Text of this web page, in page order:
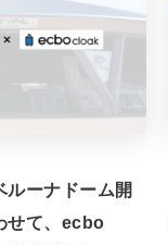
ルーナドーム開
せて、ecbo